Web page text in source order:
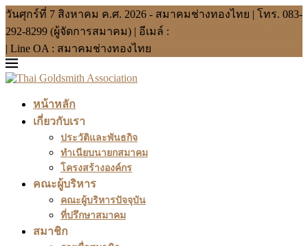
วันศุกร์ที่ 7 สิงหาคม ค.ศ. 2026 - สมาคมช่างทองไทย | โทร. 083-
292-8299 (ผู้จัดการสมาคม) | อีเมล์ :
| Line OA : สมาคมช่างทองไทย
หน้าหลัก
เกี่ยวกับเรา
ประวัติและพันธกิจ
ทำเนียบนายกสมาคม
โครงสร้างองค์กร
คณะผู้บริหาร
คณะผู้บริหารปัจจุบัน
ที่ปรึกษาสมาคม
สมาชิก